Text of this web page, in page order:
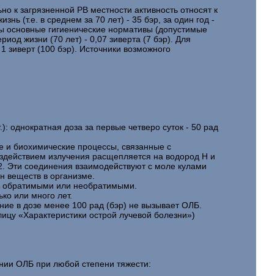
к загрязненной РВ местности активность относят к
(т.е. в среднем за 70 лет) - 35 бэр, за один год -
гигиенические нормативы (допустимые
жизни (70 лет) - 0,07 зиверта (7 бэр). Для
зиверт (100 бэр). Источники возможного
доза за первые четверо суток - 50 рад
и биохимические процессы, связанные с
излучения расщепляется на водород Н и
Эти соединения взаимодействуют с моле кулами
веществ в организме.
обратимыми или необратимыми.
или много лет.
в дозе менее 100 рад (бэр) не вызывает ОЛБ.
«Характеристики острой лучевой болезни»)
ОЛБ при любой степени тяжести: